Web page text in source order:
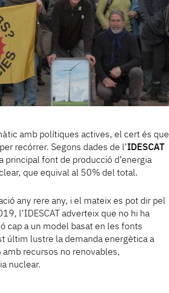
amb polítiques actives, el cert és que
recórrer. Segons dades de l’IDESCAT
font de producció d’energia
que equival al 50% del total.
any rere any, i el mateix es pot dir pel
l’IDESCAT adverteix que no hi ha
cap a un model basat en les fonts
últim lustre la demanda energètica a
amb recursos no renovables,
nuclear.